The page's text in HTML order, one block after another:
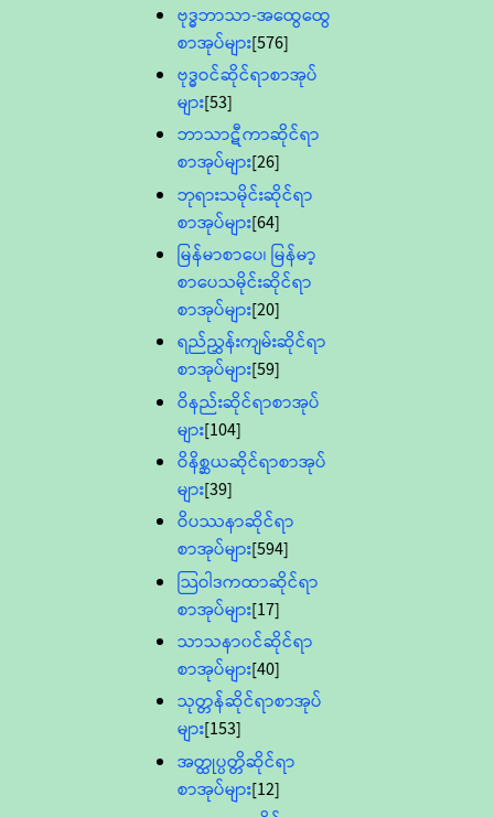
ဗုဒ္ဓဘာသာ-အထွေထွေ
စာအုပ်များ[576]
ဗုဒ္ဓဝင်ဆိုင်ရာစာအုပ်
များ[53]
ဘာသာဋီကာဆိုင်ရာ
စာအုပ်များ[26]
ဘုရားသမိုင်းဆိုင်ရာ
စာအုပ်များ[64]
မြန်မာစာပေ၊ မြန်မာ့
စာပေသမိုင်းဆိုင်ရာ
စာအုပ်များ[20]
ရည်ညွှန်းကျမ်းဆိုင်ရာ
စာအုပ်များ[59]
ဝိနည်းဆိုင်ရာစာအုပ်
များ[104]
ဝိနိစ္ဆယဆိုင်ရာစာအုပ်
များ[39]
ဝိပဿနာဆိုင်ရာ
စာအုပ်များ[594]
သြဝါဒကထာဆိုင်ရာ
စာအုပ်များ[17]
သာသနာ၀င်ဆိုင်ရာ
စာအုပ်များ[40]
သုတ္တန်ဆိုင်ရာစာအုပ်
များ[153]
အတ္ထုပ္ပတ္တိဆိုင်ရာ
စာအုပ်များ[12]